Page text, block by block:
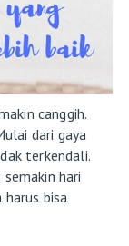
canggih.
dari gaya
terkendali.
hari
harus bisa